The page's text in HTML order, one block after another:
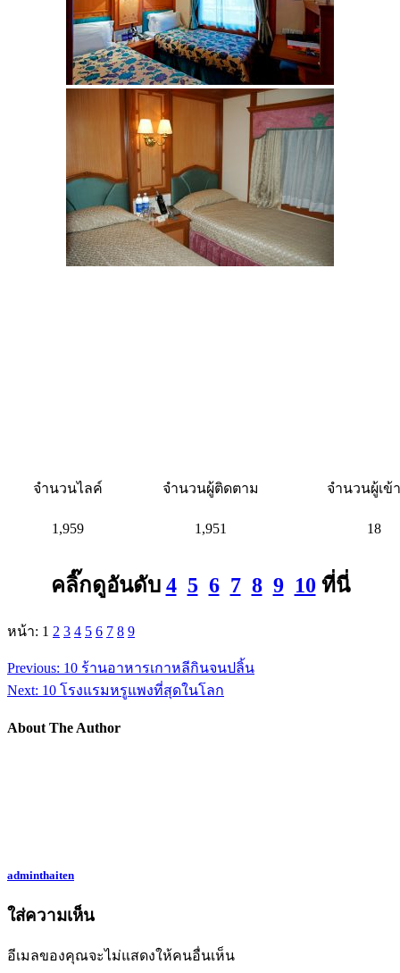
จำนวนไลค์ จำนวนผู้ติดตาม จำนวนผู้เข้
1,959 1,951 18
คลิ๊กดูอันดับ 4 5 6 7 8 9 10 ที่นี่
หน้า: 1 2 3 4 5 6 7 8 9
Previous: 10 ร้านอาหารเกาหลีกินจนปลิ้น
Next: 10 โรงแรมหรูแพงที่สุดในโลก
About The Author
adminthaiten
ใส่ความเห็น
อีเมลของคุณจะไม่แสดงให้คนอื่นเห็น